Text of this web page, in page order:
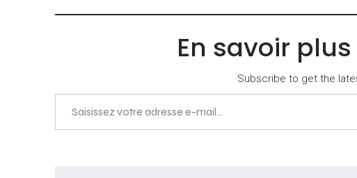
En savoir
Subscribe to get the
Saisissez votre adresse e-mail…